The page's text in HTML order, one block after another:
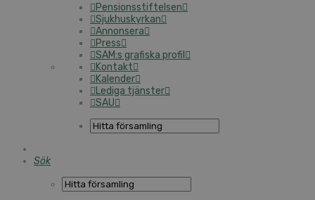
Pensionsstiftelsen
Sjukhuskyrkan
Annonsera
Press
SAM:s grafiska profil
Kontakt
Kalender
Lediga tjänster
SAU
Sök